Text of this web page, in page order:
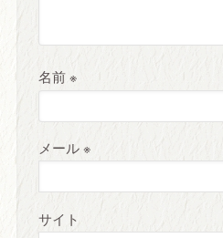
名前※
メール※
サイト